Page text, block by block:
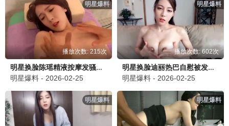
明星爆料
播放次数: 215次
明星换脸陈瑶精液按摩发骚干炮
明星爆料 - 2026-02-25
明星爆料
播放次数: 602次
明星换脸迪丽热巴自慰被发现，狠狠用大鸡吧教育
明星爆料 - 2026-02-25
明星爆料 明星爆料